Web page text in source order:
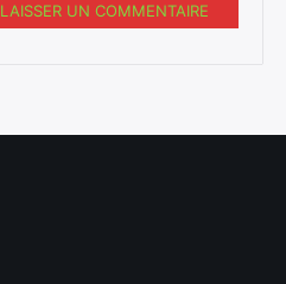
LAISSER UN COMMENTAIRE